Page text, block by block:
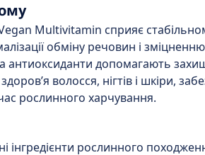
Multivitamin сприяє
обміну речовин і зміцненню
антиоксиданти допомагають
волосся, нігтів і шкіри,
рослинного харчування.
інгредієнти рослинного